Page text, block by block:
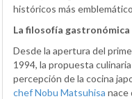
históricos más
La filosofía gastronómica
Desde la apertura del
1994, la propuesta
percepción de la cocina
chef Nobu Matsuhisa nace